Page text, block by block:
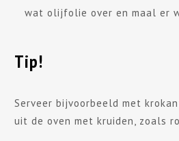
wat olijfolie over en maal er
Tip!
Serveer bijvoorbeeld met
uit de oven met kruiden, zoals